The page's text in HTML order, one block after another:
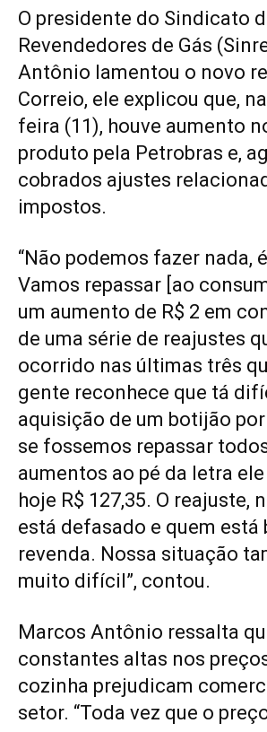
O presidente do Sindicato
Revendedores de Gás
Antônio lamentou o novo
Correio, ele explicou que,
feira (11), houve aumento
produto pela Petrobras e,
cobrados ajustes
impostos.
“Não podemos fazer nada,
Vamos repassar [ao
um aumento de R$ 2 em
de uma série de reajustes
ocorrido nas últimas três
gente reconhece que tá
aquisição de um botijão por
se fossemos repassar
aumentos ao pé da letra
hoje R$ 127,35. O reajuste,
está defasado e quem está
revenda. Nossa situação
muito difícil”, contou.
Marcos Antônio ressalta
constantes altas nos
cozinha prejudicam
setor. “Toda vez que o